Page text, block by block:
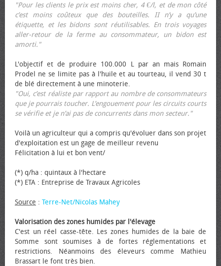
"Pour les clients le prix est moins cher, 4 €/l, et de mon côté
c’est moins coûteux que des bouteilles. II n’y a qu’une
étiquette, et les bidons sont réutilisables. En trois voyages
aller-retour de la ferme au consommateur, un bidon est
amorti."
L'objectif et de produire 100.000 L par an mais Romain
Prodel ne se limite pas à l'huile et au tourteau, il vend 30 t
de blé directement à une minoterie.
"Oui, c’est réaliste par rapport au nombre de consommateurs
que je pourrais toucher. L’engouement pour les circuits courts
se vérifie et je n’ai pas de concurrents dans mon secteur."
Voilà un agriculteur qui a compris qu'évoluer dans son projet
d'exploitation est un gage de meilleur revenu
Félicitation à lui et bon vent/
(*) q/ha : quintaux à l'hectare
(*) ETA : Entreprise de Travaux Agricoles
Source : Terre-Net/Nicolas Mahey
Valorisation des zones humides par l'élevage
C'est un réel casse-tête. Les zones humides de la baie de
Somme sont soumises à de fortes réglementations et
restrictions. Néanmoins des éleveurs comme Mathieu
Brassart le font très bien.